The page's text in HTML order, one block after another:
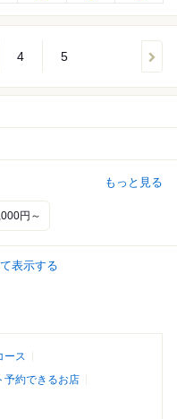
4 5
もっと見る
円～
表示する
ース
予約できるお店